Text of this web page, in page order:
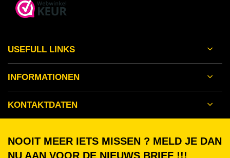
USEFULL LINKS
INFORMATIONEN
KONTAKTDATEN
NOOIT MEER IETS MISSEN ? MELD JE DAN
NU AAN VOOR DE NIEUWS BRIEF !!!